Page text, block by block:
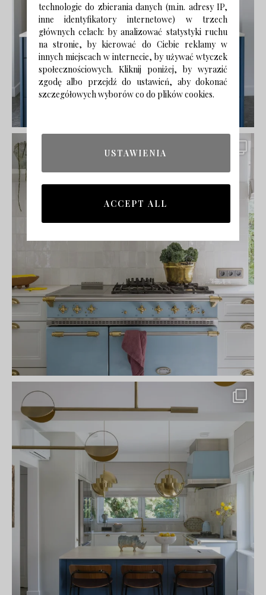
technologie do zbierania danych (m.in. adresy IP,
inne identyfikatory internetowe) w trzech
głównych celach: by analizować statystyki ruchu
na stronie, by kierować do Ciebie reklamy w
innych miejscach w internecie, by używać wtyczek
społecznościowych. Kliknij poniżej, by wyrazić
zgodę albo przejdź do ustawień, aby dokonać
szczegółowych wyborów co do plików cookies.
USTAWIENIA
ACCEPT ALL